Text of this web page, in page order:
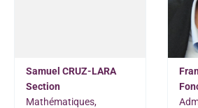
Samuel CRUZ-LARA
Section
Mathématiques,